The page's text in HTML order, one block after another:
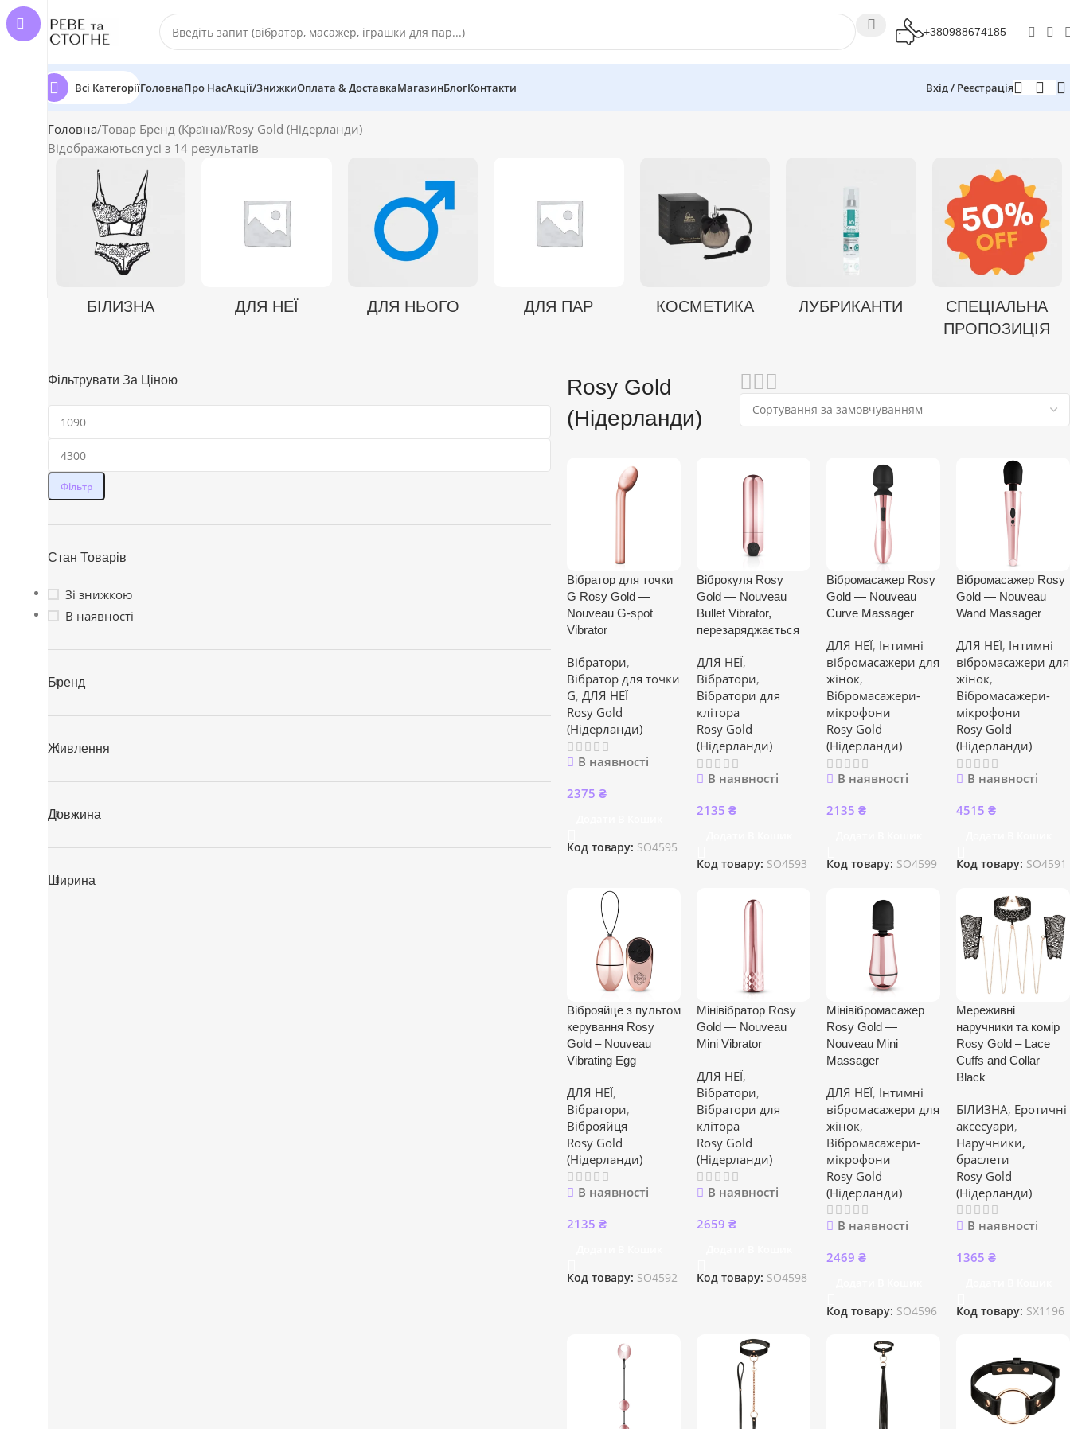
+380988674185
Всі КатегоріїГоловнаПро НасАкції/ЗнижкиОплата & ДоставкаМагазинБлогКонтакти Вхід / Реєстрація
Головна Товар Бренд (Країна) Rosy Gold (Нідерланди)
Відображаються усі з 14 результатів
БІЛИЗНА ДЛЯ НЕЇ ДЛЯ НЬОГО ДЛЯ ПАР КОСМЕТИКА ЛУБРИКАНТИ
СПЕЦІАЛЬНА
ПРОПОЗИЦІЯ
Фільтрувати За Ціною
Фільтр
Стан Товарів
Зі знижкою
В наявності
Бренд
Живлення
Довжина
Ширина
Rosy Gold
(Нідерланди)
Вібратор для точки
G Rosy Gold —
Nouveau G-spot
Vibrator
Вібратори,
Вібратор для точки
G, ДЛЯ НЕЇ
Rosy Gold
(Нідерланди)
В наявності
2375 ₴
Код товару: SO4595
Віброкуля Rosy
Gold — Nouveau
Bullet Vibrator,
перезаряджається
ДЛЯ НЕЇ,
Вібратори,
Вібратори для
клітора
Rosy Gold
(Нідерланди)
В наявності
2135 ₴
Код товару: SO4593
Вібромасажер Rosy
Gold — Nouveau
Curve Massager
ДЛЯ НЕЇ, Інтимні
вібромасажери для
жінок,
Вібромасажери-
мікрофони
Rosy Gold
(Нідерланди)
В наявності
2135 ₴
Код товару: SO4599
Вібромасажер Rosy
Gold — Nouveau
Wand Massager
ДЛЯ НЕЇ, Інтимні
вібромасажери для
жінок,
Вібромасажери-
мікрофони
Rosy Gold
(Нідерланди)
В наявності
4515 ₴
Код товару: SO4591
Віброяйце з пультом
керування Rosy
Gold – Nouveau
Vibrating Egg
ДЛЯ НЕЇ,
Вібратори,
Віброяйця
Rosy Gold
(Нідерланди)
В наявності
2135 ₴
Код товару: SO4592
Мінівібратор Rosy
Gold — Nouveau
Mini Vibrator
ДЛЯ НЕЇ,
Вібратори,
Вібратори для
клітора
Rosy Gold
(Нідерланди)
В наявності
2659 ₴
Код товару: SO4598
Мінівібромасажер
Rosy Gold —
Nouveau Mini
Massager
ДЛЯ НЕЇ, Інтимні
вібромасажери для
жінок,
Вібромасажери-
мікрофони
Rosy Gold
(Нідерланди)
В наявності
2469 ₴
Код товару: SO4596
Мереживні
наручники та комір
Rosy Gold – Lace
Cuffs and Collar –
Black
БІЛИЗНА, Еротичні
аксесуари,
Наручники,
браслети
Rosy Gold
(Нідерланди)
В наявності
1365 ₴
Код товару: SX1196